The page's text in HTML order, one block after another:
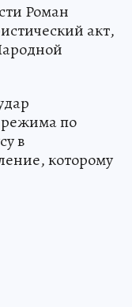
Роман
акт,
режима по
в
которому